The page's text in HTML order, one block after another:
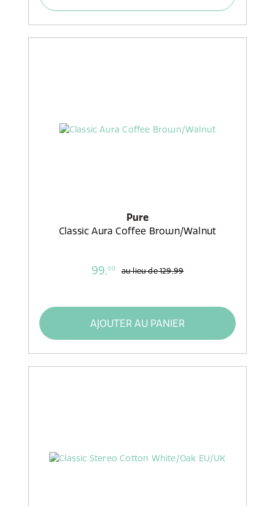
Pure
Classic Aura Coffee Brown/Walnut
99,00 au lieu de129,99
AJOUTER AU PANIER